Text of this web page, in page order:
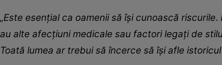
„Este esenţial ca oamenii să îşi cunoască riscurile.
au alte afecţiuni medicale sau factori legaţi de
Toată lumea ar trebui să încerce să îşi afle